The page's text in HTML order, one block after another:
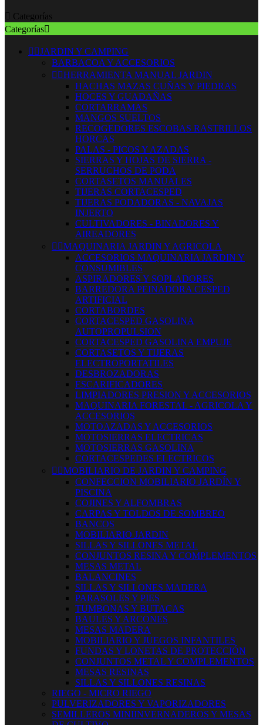
 Categorías
Categorías
 JARDIN Y CAMPING
BARBACOA Y ACCESORIOS
 HERRAMIENTA MANUAL JARDIN
HACHAS MAZAS CUÑAS Y PIEDRAS
HOCES Y GUADAÑAS
CORTARRAMAS
MANGOS SUELTOS
RECOGEDORES ESCOBAS RASTRILLOS
HORCAS
PALAS - PICOS Y AZADAS
SIERRAS Y HOJAS DE SIERRA -
SERRUCHOS DE PODA
CORTASETOS MANUALES
TIJERAS CORTACESPED
TIJERAS PODADORAS - NAVAJAS
INJERTO
CULTIVADORES - BINADORES Y
AIREADORES
 MAQUINARIA JARDIN Y AGRICOLA
ACCESORIOS MAQUINARIA JARDIN Y
CONSUMIBLES
ASPIRADORES Y SOPLADORES
BARREDORA PEINADORA CESPED
ARTIFICIAL
CORTABORDES
CORTACESPED GASOLINA
AUTOPROPULSION
CORTACESPED GASOLINA EMPUJE
CORTASETOS Y TIJERAS
ELECTROPORTATILES
DESBROZADORAS
ESCARIFICADORES
LIMPIADORES PRESION Y ACCESORIOS
MAQUINARIA FORESTAL - AGRICOLA Y
ACCESORIOS
MOTOAZADAS Y ACCESORIOS
MOTOSIERRAS ELECTRICAS
MOTOSIERRAS GASOLINA
CORTACESPEDES ELECTRICOS
 MOBILIARIO DE JARDIN Y CAMPING
CONFECCION MOBILIARIO JARDÍN Y
PISCINA
COJINES Y ALFOMBRAS
CARPAS Y TOLDOS DE SOMBREO
BANCOS
MOBILIARIO JARDIN
SILLAS Y SILLONES METAL
CONJUNTOS RESINA Y COMPLEMENTOS
MESAS METAL
BALANCINES
SILLAS Y SILLONES MADERA
PARASOLES Y PIES
TUMBONAS Y BUTACAS
BAULES Y ARCONES
MESAS MADERA
MOBILIARIO Y JUEGOS INFANTILES
FUNDAS Y LONETAS DE PROTECCIÓN
CONJUNTOS METAL Y COMPLEMENTOS
MESAS RESINAS
SILLAS Y SILLONES RESINAS
RIEGO - MICRO RIEGO
PULVERIZADORES Y VAPORIZADORES
SEMILLEROS MINIINVERNADEROS Y MESAS